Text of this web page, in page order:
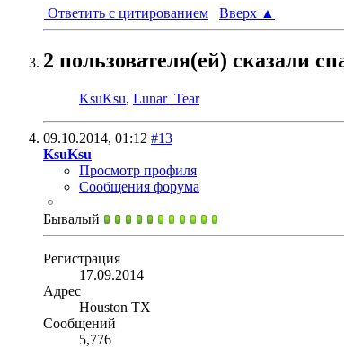
Ответить с цитированием
Вверх ▲
2 пользователя(ей) сказали
KsuKsu, Lunar_Tear
09.10.2014, 01:12 #13
KsuKsu
Просмотр профиля
Сообщения форума
Бывалый
Регистрация
17.09.2014
Адрес
Houston TX
Сообщений
5,776